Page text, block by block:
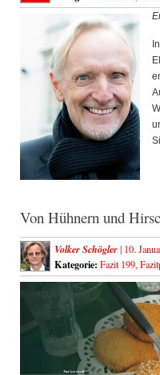
Von Hühnern und
Volker Schögler| 10.
Kategorie: Fazit 199,